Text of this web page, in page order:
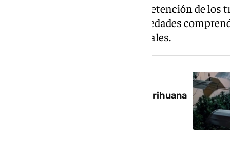
Los agentes llevaron a cabo la detención de los
plantación, todos varones, con edades
tres tenían antecedentes policiales.
Intervenidas 374 plantas de marihuana